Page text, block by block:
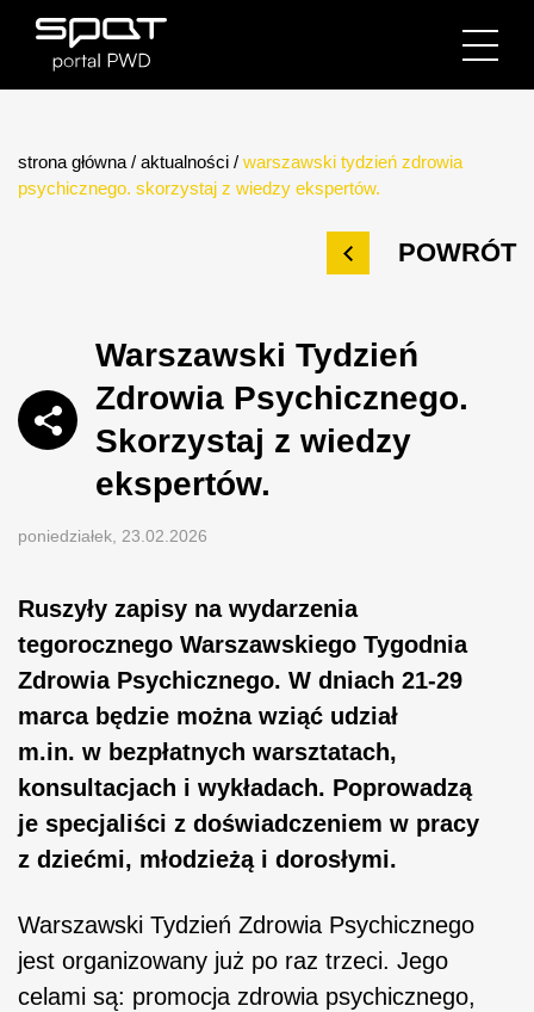
strona główna / aktualności / warszawski tydzień zdrowia
psychicznego. skorzystaj z wiedzy ekspertów.
POWRÓT
Warszawski Tydzień
Zdrowia Psychicznego.
Skorzystaj z wiedzy
ekspertów.
poniedziałek, 23.02.2026
Ruszyły zapisy na wydarzenia
tegorocznego Warszawskiego Tygodnia
Zdrowia Psychicznego. W dniach 21-29
marca będzie można wziąć udział
m.in. w bezpłatnych warsztatach,
konsultacjach i wykładach. Poprowadzą
je specjaliści z doświadczeniem w pracy
z dziećmi, młodzieżą i dorosłymi.
Warszawski Tydzień Zdrowia Psychicznego
jest organizowany już po raz trzeci. Jego
celami są: promocja zdrowia psychicznego,